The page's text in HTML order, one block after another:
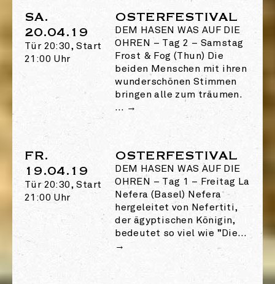
SA.
20.04.19
Tür 20:30, Start
21:00 Uhr
OSTERFESTIVAL
DEM HASEN WAS AUF DIE
OHREN – Tag 2 – Samstag
Frost & Fog (Thun) Die
beiden Menschen mit ihren
wunderschönen Stimmen
bringen alle zum träumen.
… →
FR.
19.04.19
Tür 20:30, Start
21:00 Uhr
OSTERFESTIVAL
DEM HASEN WAS AUF DIE
OHREN – Tag 1 – Freitag La
Nefera (Basel) Nefera
hergeleitet von Nefertiti,
der ägyptischen Königin,
bedeutet so viel wie ”Die…
→